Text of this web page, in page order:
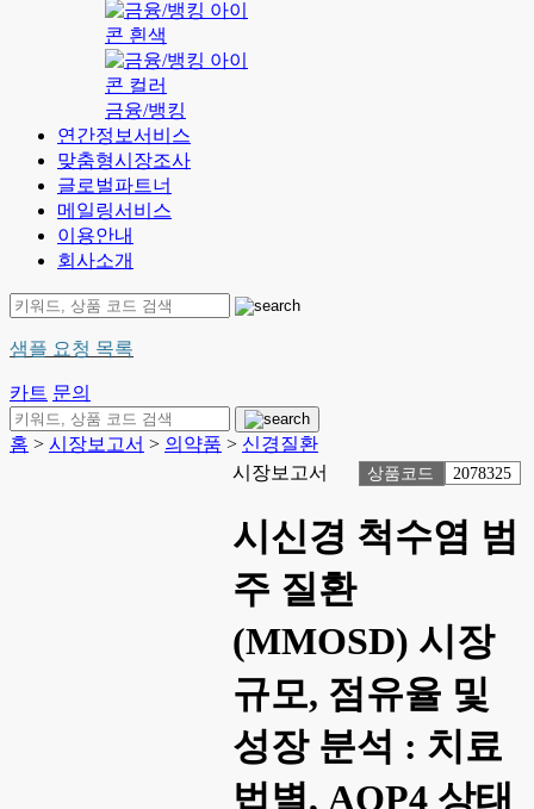
금융/뱅킹
연간정보서비스
맞춤형시장조사
글로벌파트너
메일링서비스
이용안내
회사소개
샘플 요청 목록
카트 문의
홈 > 시장보고서 > 의약품 > 신경질환
시장보고서
상품코드 2078325
시신경 척수염 범
주 질환
(MMOSD) 시장
규모, 점유율 및
성장 분석 : 치료
법별, AQP4 상태